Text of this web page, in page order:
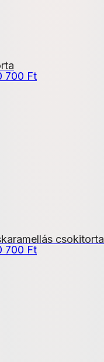
700 FtÁrtartomány:
csokitorta
700 FtÁrtartomány: